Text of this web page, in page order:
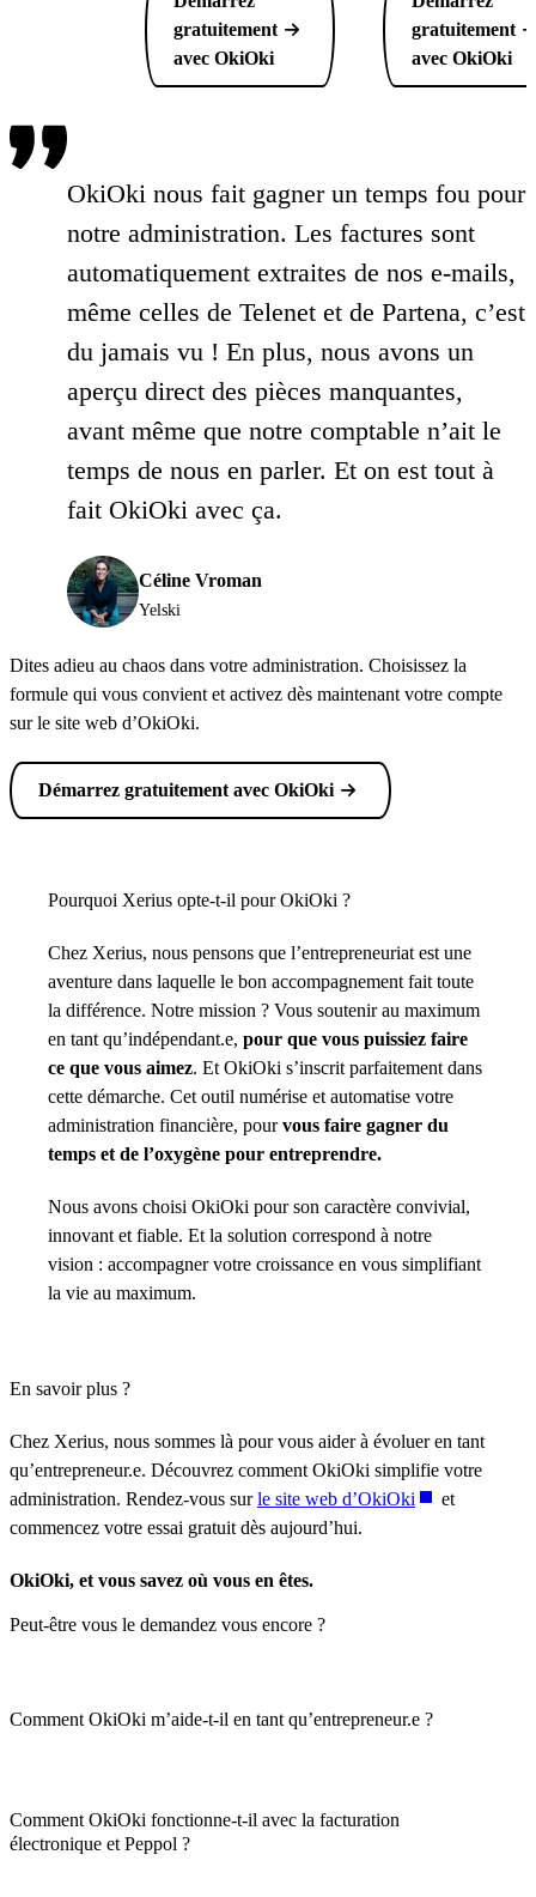
gratuitement
avec OkiOki
gratuitement
avec OkiOki
OkiOki nous fait gagner un temps fou pour
notre administration. Les factures sont
automatiquement extraites de nos e-mails,
même celles de Telenet et de Partena, c’est
du jamais vu ! En plus, nous avons un
aperçu direct des pièces manquantes,
avant même que notre comptable n’ait le
temps de nous en parler. Et on est tout à
fait OkiOki avec ça.
Céline Vroman
Yelski
Dites adieu au chaos dans votre administration. Choisissez la
formule qui vous convient et activez dès maintenant votre compte
sur le site web d’OkiOki.
Démarrez gratuitement avec OkiOki
Pourquoi Xerius opte-t-il pour OkiOki ?
Chez Xerius, nous pensons que l’entrepreneuriat est une
aventure dans laquelle le bon accompagnement fait toute
la différence. Notre mission ? Vous soutenir au maximum
en tant qu’indépendant.e, pour que vous puissiez faire
ce que vous aimez. Et OkiOki s’inscrit parfaitement dans
cette démarche. Cet outil numérise et automatise votre
administration financière, pourvous faire gagner du
temps et de l’oxygène pour entreprendre.
Nous avons choisi OkiOki pour son caractère convivial,
innovant et fiable. Et la solution correspond à notre
vision : accompagner votre croissance en vous simplifiant
la vie au maximum.
En savoir plus ?
Chez Xerius, nous sommes là pour vous aider à évoluer en tant
qu’entrepreneur.e. Découvrez comment OkiOki simplifie votre
administration. Rendez-vous surle site web d’OkiOki
et
commencez votre essai gratuit dès aujourd’hui.
OkiOki, et vous savez où vous en êtes.
Peut-être vous le demandez vous encore ?
Comment OkiOki m’aide-t-il en tant qu’entrepreneur.e ?
Comment OkiOki fonctionne-t-il avec la facturation
électronique et Peppol ?